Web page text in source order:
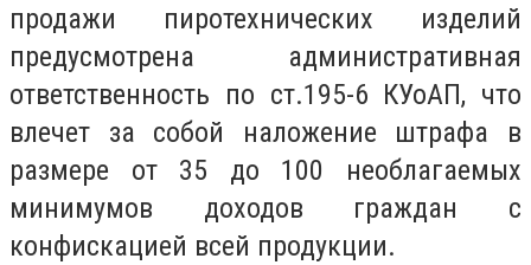
продажи пиротехнических изделий
предусмотрена административная
ответственность по ст.195-6 КУоАП, что
влечет за собой наложение штрафа в
размере от 35 до 100 необлагаемых
минимумов доходов граждан с
конфискацией всей продукции.